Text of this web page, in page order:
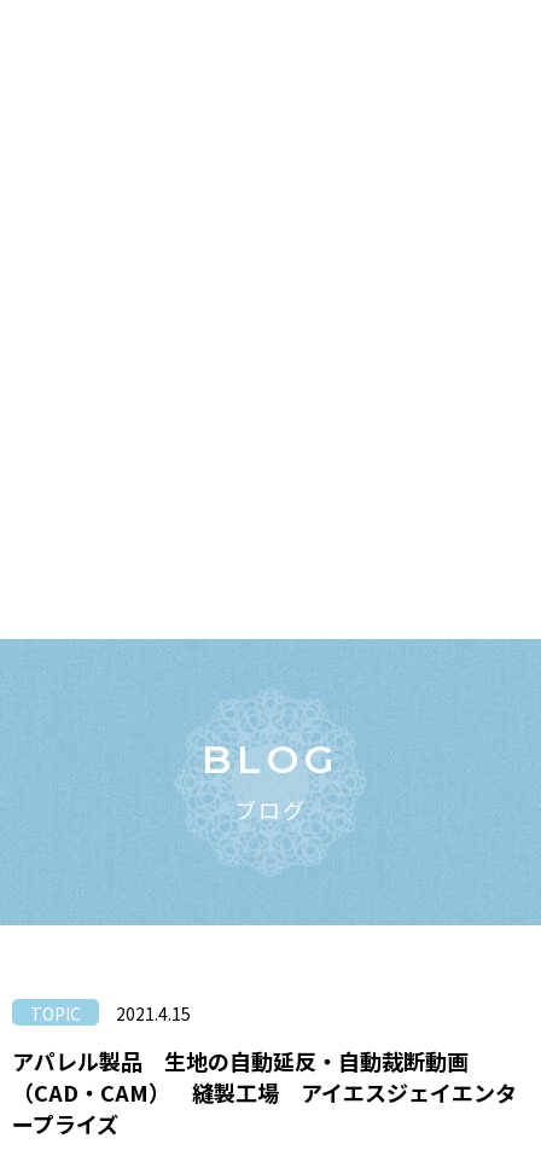
BLOG
ブログ
TOPIC 2021.4.15
アパレル製品 生地の自動延反・自動裁断動画
（CAD・CAM） 縫製工場 アイエスジェイエンタ
ープライズ